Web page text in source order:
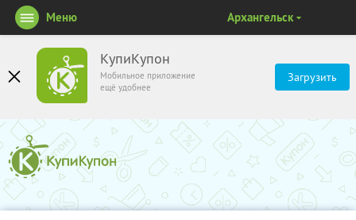
КупиКупон
Мобильное приложение
ещё удобнее
Загрузить
Меню Архангельск